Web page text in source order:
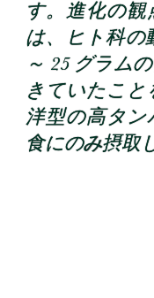
す。進化の
は、ヒト科の
～ 25 グラム
きていたこ
洋型の高タン
食にのみ摂取